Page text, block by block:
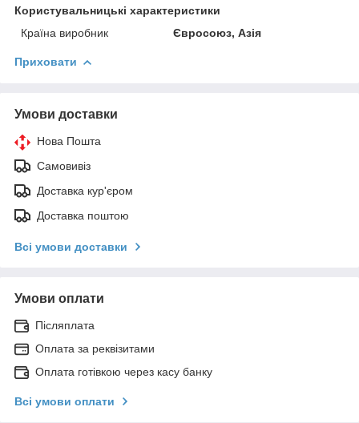
Користувальницькі характеристики
Країна виробник
Євросоюз, Азія
Приховати
Умови доставки
Нова Пошта
Самовивіз
Доставка кур'єром
Доставка поштою
Всі умови доставки
Умови оплати
Післяплата
Оплата за реквізитами
Оплата готівкою через касу банку
Всі умови оплати